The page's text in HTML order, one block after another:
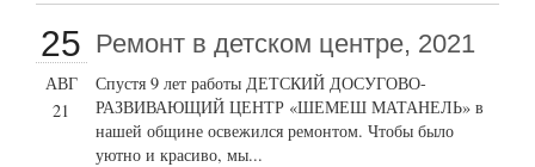
25
АВГ
21
Ремонт в детском центре, 2021
Спустя 9 лет работы ДЕТСКИЙ ДОСУГОВО-
РАЗВИВАЮЩИЙ ЦЕНТР «ШЕМЕШ МАТАНЕЛЬ» в
нашей общине освежился ремонтом. Чтобы было
уютно и красиво, мы...